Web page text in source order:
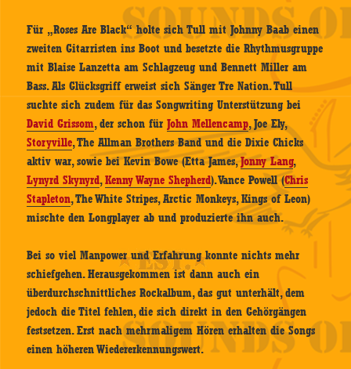
Für „Roses Are Black“ holte sich Tull mit Johnny Baab einen
zweiten Gitarristen ins Boot und besetzte die Rhythmusgruppe
mit Blaise Lanzetta am Schlagzeug und Bennett Miller am
Bass. Als Glücksgriff erweist sich Sänger Tre Nation. Tull
suchte sich zudem für das Songwriting Unterstützung bei
David Grissom, der schon fürJohn Mellencamp, Joe Ely,
Storyville, The Allman Brothers Band und die Dixie Chicks
aktiv war, sowie bei Kevin Bowe (Etta James,Jonny Lang,
Lynyrd Skynyrd,Kenny Wayne Shepherd). Vance Powell (Chris
Stapleton, The White Stripes, Arctic Monkeys, Kings of Leon)
mischte den Longplayer ab und produzierte ihn auch.
Bei so viel Manpower und Erfahrung konnte nichts mehr
schiefgehen. Herausgekommen ist dann auch ein
überdurchschnittliches Rockalbum, das gut unterhält, dem
jedoch die Titel fehlen, die sich direkt in den Gehörgängen
festsetzen. Erst nach mehrmaligem Hören erhalten die Songs
einen höheren Wiedererkennungswert.